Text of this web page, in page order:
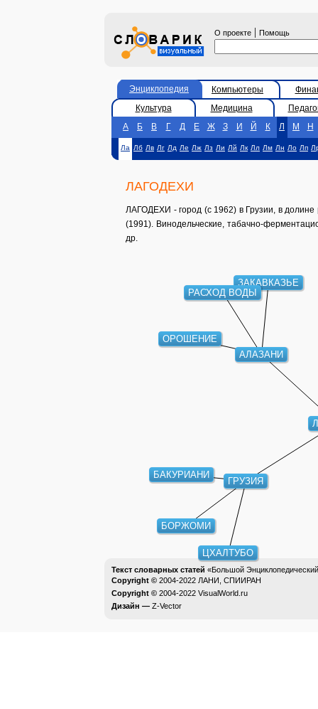
О проекте | Помощь
Энциклопедия Компьютеры
Культура
Медицина
А
Б В Г Д Е Ж З И Й К Л М Н
Ла Лб Лв Лг Лд Ле Лж Лз Ли Лй Лк Лл Лм Лн Ло Лп
ЛАГОДЕХИ
ЛАГОДЕХИ - город (с 1962) в Грузии, в
(1991). Винодельческие, табачно-
др.
АЛАЗАНИ
ГРУЗИЯ
ЗАКАВКАЗЬЕ
ОРОШЕНИЕ
РАСХОД ВОДЫ
БАКУРИАНИ
БОРЖОМИ
ЦХАЛТУБО
Текст словарных статей «Большой
Copyright © 2004-2022 ЛАНИ, СПИИРАН
Copyright © 2004-2022 VisualWorld.ru
Дизайн — Z-Vector